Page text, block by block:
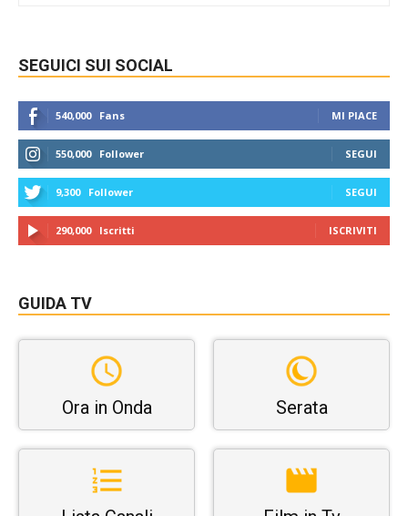
SEGUICI SUI SOCIAL
540,000 Fans MI PIACE
550,000 Follower SEGUI
9,300 Follower SEGUI
290,000 Iscritti ISCRIVITI
GUIDA TV
Ora in Onda Serata